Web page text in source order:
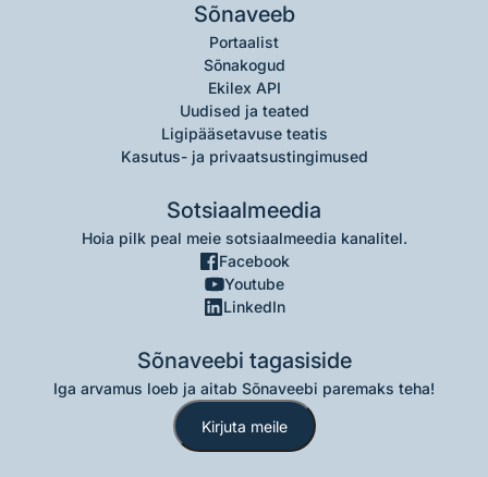
Sõnaveeb
Portaalist
Sõnakogud
Ekilex API
Uudised ja teated
Ligipääsetavuse teatis
Kasutus- ja privaatsustingimused
Sotsiaalmeedia
Hoia pilk peal meie sotsiaalmeedia kanalitel.
Facebook
Youtube
LinkedIn
Sõnaveebi tagasiside
Iga arvamus loeb ja aitab Sõnaveebi paremaks teha!
Kirjuta meile